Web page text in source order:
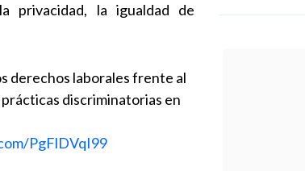
privacidad, la igualdad de
derechos laborales frente al
discriminatorias en
PgFlDVqI99